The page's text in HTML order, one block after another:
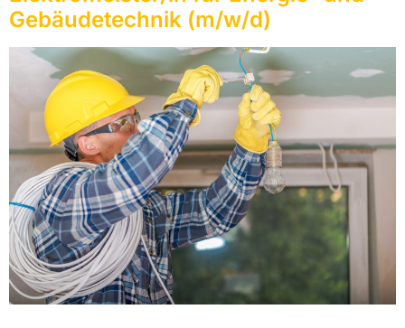
Gebäudetechnik (m/w/d)